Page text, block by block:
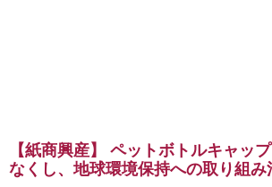
【紙商興産】 ペットボトルキャッ
なくし、地球環境保持への取り組み